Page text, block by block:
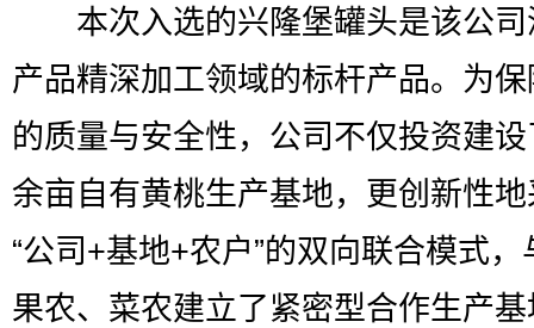
本次入选的兴隆堡罐头是该公司
产品精深加工领域的标杆产品。为
的质量与安全性，公司不仅投资建
余亩自有黄桃生产基地，更创新性
“公司+基地+农户”的双向联合模式，
果农、菜农建立了紧密型合作生产